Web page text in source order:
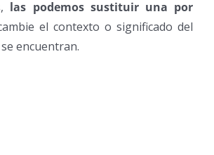
las podemos sustituir una por
el contexto o significado del
encuentran.